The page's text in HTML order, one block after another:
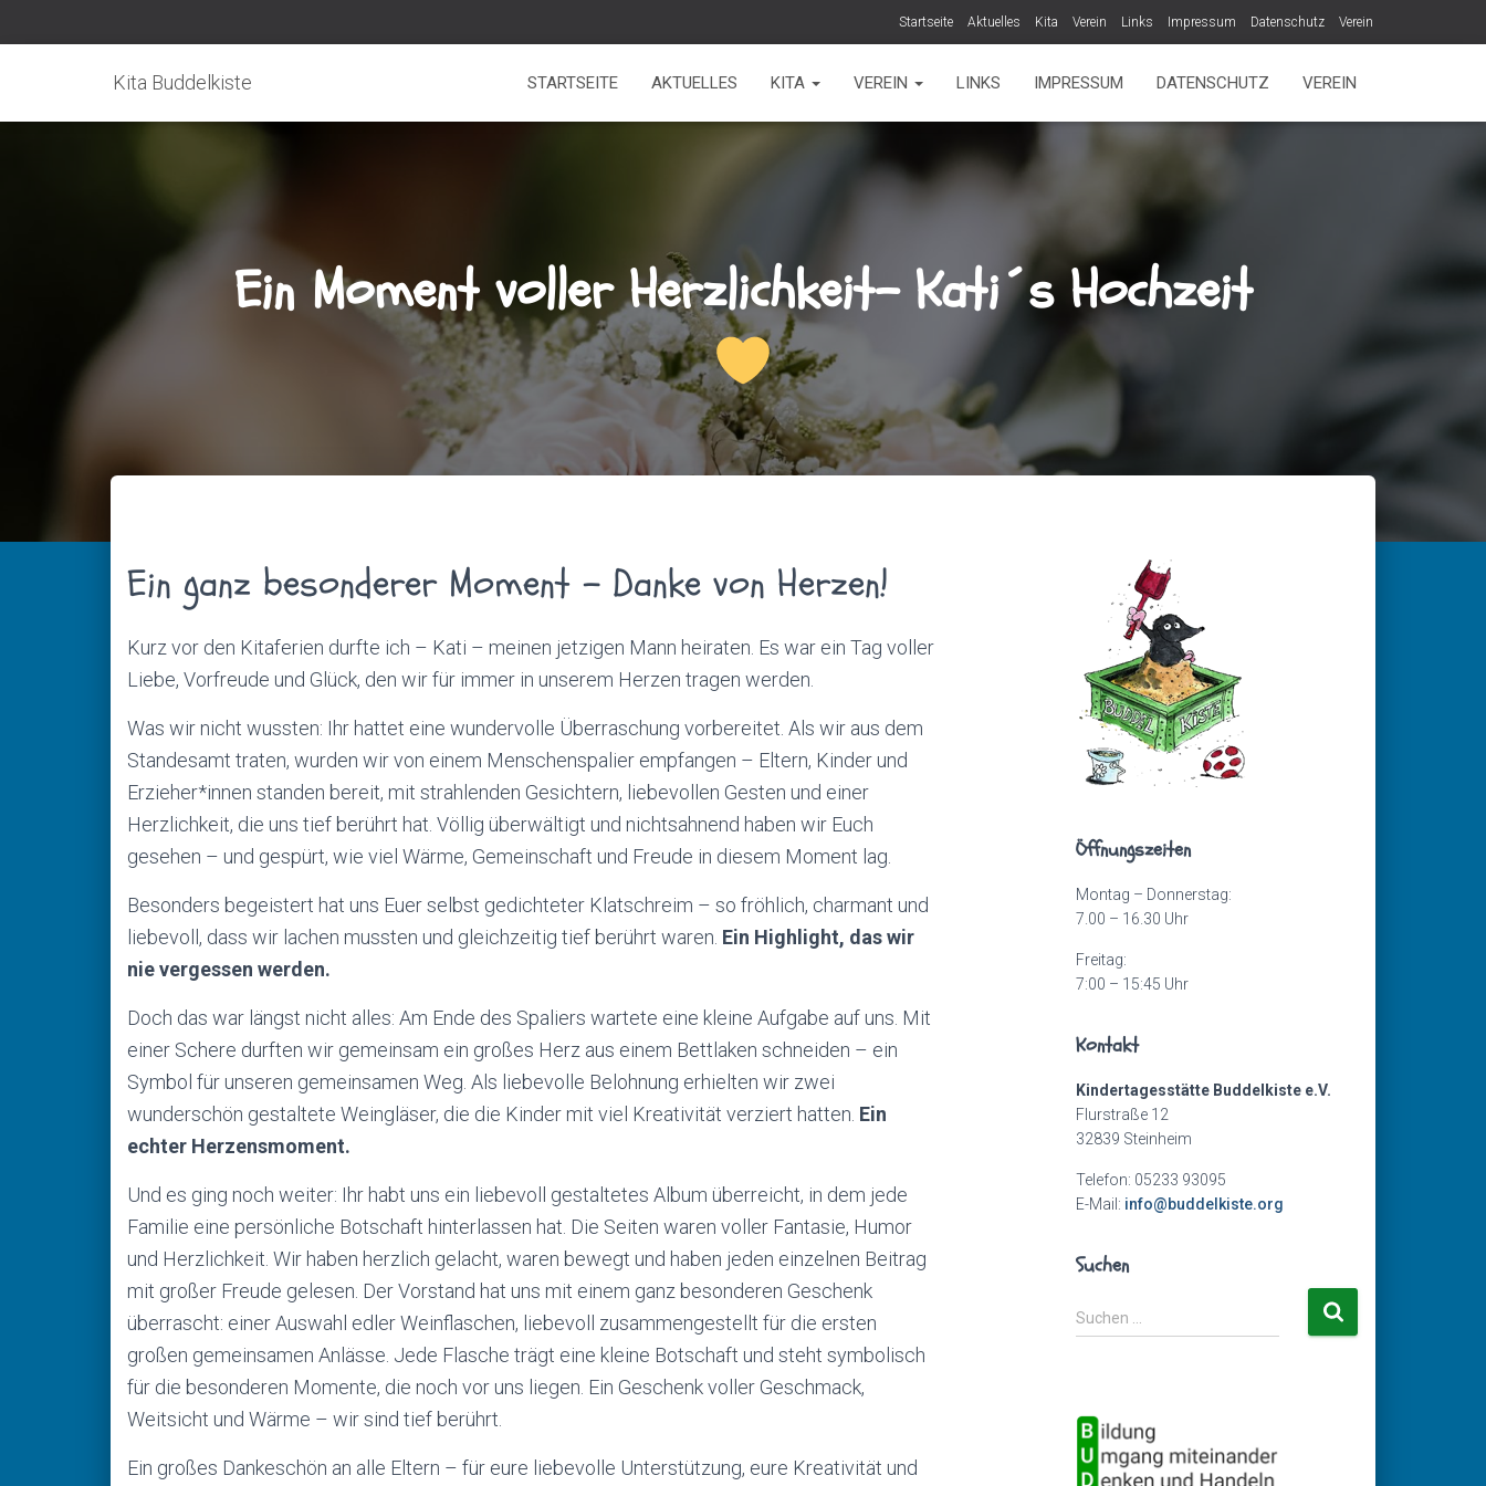
Startseite Aktuelles Kita Verein Links Impressum Datenschutz Verein
Kita Buddelkiste STARTSEITE AKTUELLES KITA VEREIN LINKS IMPRESSUM DATENSCHUTZ VEREIN
Ein Moment voller Herzlichkeit- Kati´s Hochzeit
Ein ganz besonderer Moment – Danke von Herzen!
Kurz vor den Kitaferien durfte ich – Kati – meinen jetzigen Mann heiraten. Es war ein Tag voller
Liebe, Vorfreude und Glück, den wir für immer in unserem Herzen tragen werden.
Was wir nicht wussten: Ihr hattet eine wundervolle Überraschung vorbereitet. Als wir aus dem
Standesamt traten, wurden wir von einem Menschenspalier empfangen – Eltern, Kinder und
Erzieher*innen standen bereit, mit strahlenden Gesichtern, liebevollen Gesten und einer
Herzlichkeit, die uns tief berührt hat. Völlig überwältigt und nichtsahnend haben wir Euch
gesehen – und gespürt, wie viel Wärme, Gemeinschaft und Freude in diesem Moment lag.
Besonders begeistert hat uns Euer selbst gedichteter Klatschreim – so fröhlich, charmant und
liebevoll, dass wir lachen mussten und gleichzeitig tief berührt waren. Ein Highlight, das wir
nie vergessen werden.
Doch das war längst nicht alles: Am Ende des Spaliers wartete eine kleine Aufgabe auf uns. Mit
einer Schere durften wir gemeinsam ein großes Herz aus einem Bettlaken schneiden – ein
Symbol für unseren gemeinsamen Weg. Als liebevolle Belohnung erhielten wir zwei
wunderschön gestaltete Weingläser, die die Kinder mit viel Kreativität verziert hatten. Ein
echter Herzensmoment.
Und es ging noch weiter: Ihr habt uns ein liebevoll gestaltetes Album überreicht, in dem jede
Familie eine persönliche Botschaft hinterlassen hat. Die Seiten waren voller Fantasie, Humor
und Herzlichkeit. Wir haben herzlich gelacht, waren bewegt und haben jeden einzelnen Beitrag
mit großer Freude gelesen. Der Vorstand hat uns mit einem ganz besonderen Geschenk
überrascht: einer Auswahl edler Weinflaschen, liebevoll zusammengestellt für die ersten
großen gemeinsamen Anlässe. Jede Flasche trägt eine kleine Botschaft und steht symbolisch
für die besonderen Momente, die noch vor uns liegen. Ein Geschenk voller Geschmack,
Weitsicht und Wärme – wir sind tief berührt.
Ein großes Dankeschön an alle Eltern – für eure liebevolle Unterstützung, eure Kreativität und
Öffnungszeiten
Montag – Donnerstag:
7.00 – 16.30 Uhr
Freitag:
7:00 – 15:45 Uhr
Kontakt
Kindertagesstätte Buddelkiste e.V.
Flurstraße 12
32839 Steinheim
Telefon: 05233 93095
E-Mail: info@buddelkiste.org
Suchen
S
u
n
a
Suchen …